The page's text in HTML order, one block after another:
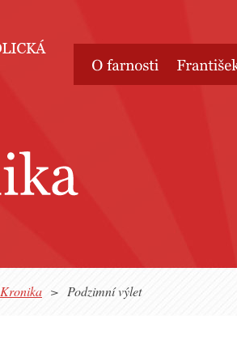
Kronika > Podzimní výlet